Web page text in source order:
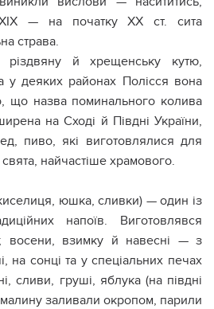
— на початку XX ст. сита
страва.
й хрещенську кутю,
у деяких районах Полісся вона
що назва поминального колива
на Сході й Півдні України,
пиво, які виготовлялися для
найчастіше храмового.
юшка, сливки) — один із
напоїв. Виготовлявся
восени, взимку й навесні — з
на сонці та у спеціальних печах
сливи, груші, яблука (на півдні
заливали окропом, парили